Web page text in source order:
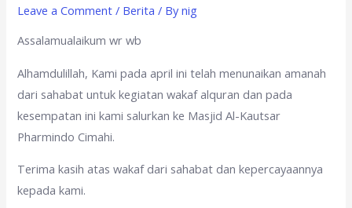
Leave a Comment / Berita / Bynig
Assalamualaikum wr wb
Alhamdulillah, Kami pada april ini telah menunaikan amanah
dari sahabat untuk kegiatan wakaf alquran dan pada
kesempatan ini kami salurkan ke Masjid Al-Kautsar
Pharmindo Cimahi.
Terima kasih atas wakaf dari sahabat dan kepercayaannya
kepada kami.